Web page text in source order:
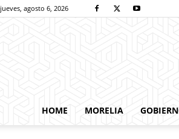
jueves, agosto 6, 2026
HOME MORELIA